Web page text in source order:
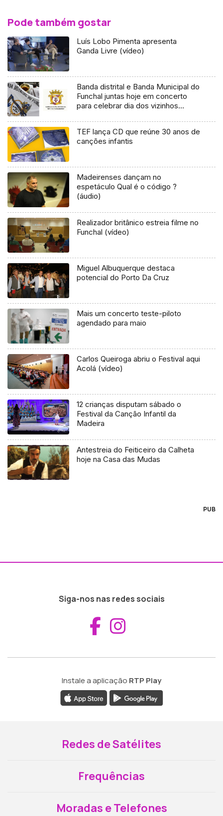
Pode também gostar
Luís Lobo Pimenta apresenta
Ganda Livre (vídeo)
Banda distrital e Banda Municipal do
Funchal juntas hoje em concerto
para celebrar dia dos vizinhos
TEF lança CD que reúne 30 anos de
canções infantis
Madeirenses dançam no
espetáculo Qual é o código ?
(áudio)
Realizador britânico estreia filme no
Funchal (vídeo)
Miguel Albuquerque destaca
potencial do Porto Da Cruz
Mais um concerto teste-piloto
agendado para maio
Carlos Queiroga abriu o Festival aqui
Acolá (vídeo)
12 crianças disputam sábado o
Festival da Canção Infantil da
Madeira
Antestreia do Feiticeiro da Calheta
hoje na Casa das Mudas
PUB
Siga-nos nas redes sociais
Aceder ao
Instale a aplicação RTP Play
Redes de Satélites
Frequências
Moradas e Telefones